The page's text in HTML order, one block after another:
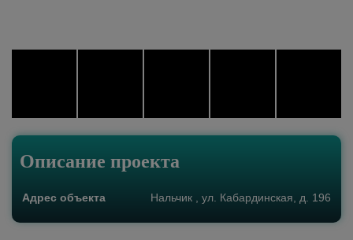
Описание проекта
Адрес объекта Нальчик , ул. Кабардинская, д. 196